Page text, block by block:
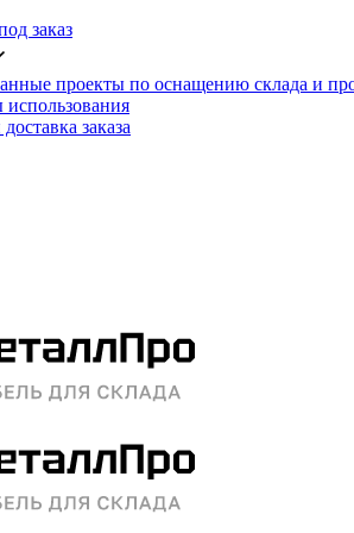
заказ
проекты по оснащению склада и
заказа